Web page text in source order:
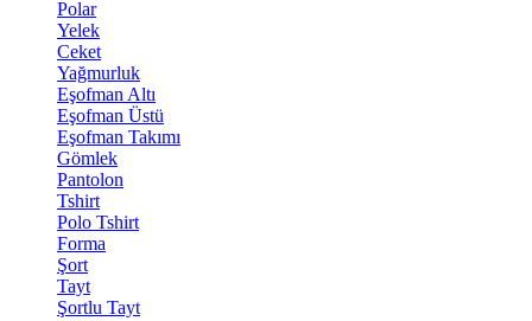
Polar
Yelek
Ceket
Yağmurluk
Eşofman Altı
Eşofman Üstü
Eşofman Takımı
Gömlek
Pantolon
Tshirt
Polo Tshirt
Forma
Şort
Tayt
Şortlu Tayt